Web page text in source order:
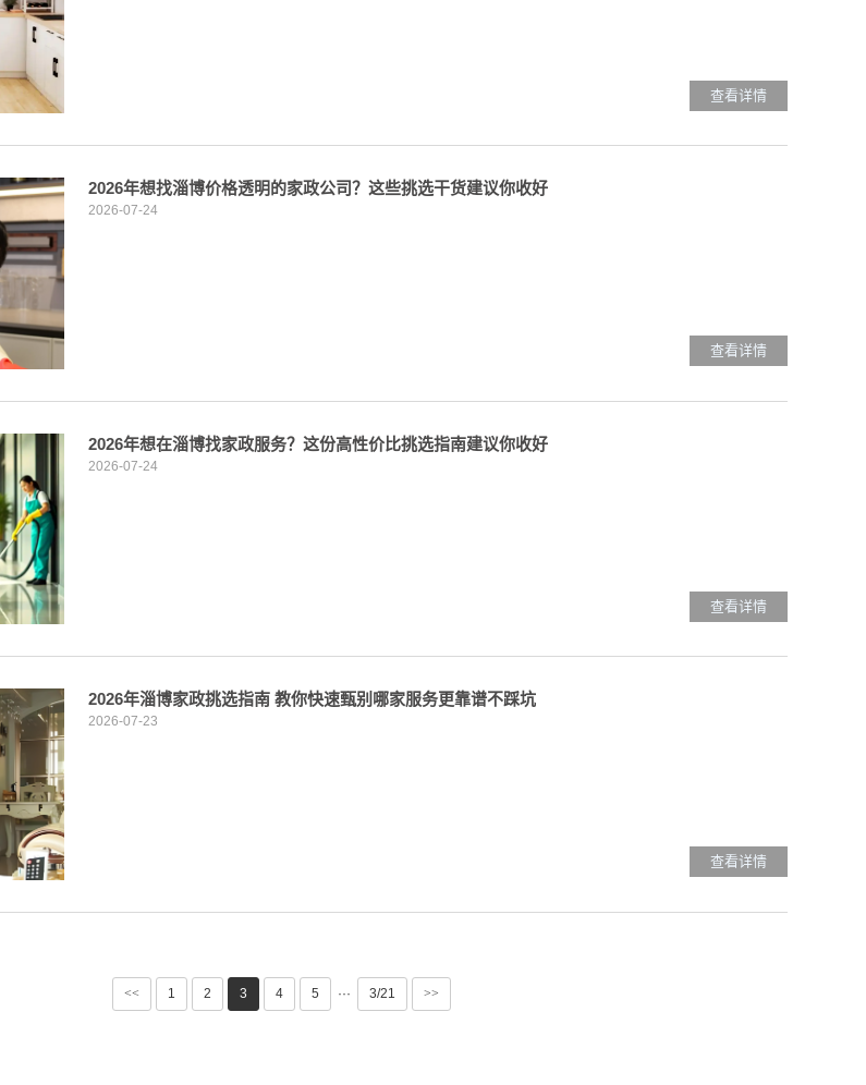
查看详情
2026年想找淄博价格透明的家政公司？这些挑选干货建议你收好
2026-07-24
查看详情
2026年想在淄博找家政服务？这份高性价比挑选指南建议你收好
2026-07-24
查看详情
2026年淄博家政挑选指南 教你快速甄别哪家服务更靠谱不踩坑
2026-07-23
查看详情
<< 1 2 3 4 5 ··· 3/21 >>